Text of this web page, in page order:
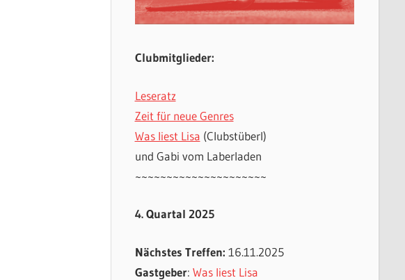
Clubmitglieder:
Leseratz
Zeit für neue Genres
Was liest Lisa (Clubstüberl)
und Gabi vom Laberladen
~~~~~~~~~~~~~~~~~~~~~
4. Quartal 2025
Nächstes Treffen: 16.11.2025
Gastgeber: Was liest Lisa